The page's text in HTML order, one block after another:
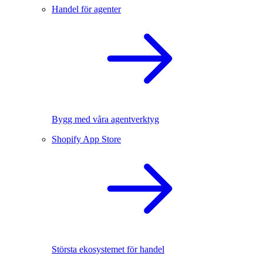
Handel för agenter
Bygg med våra agentverktyg
Shopify App Store
Största ekosystemet för handel